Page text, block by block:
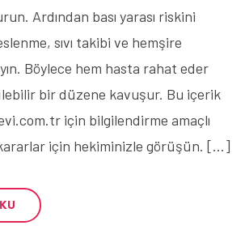
Ardından bası yarası riskini
sıvı takibi ve hemşire
Böylece hem hasta rahat eder
bir düzene kavuşur. Bu içerik
için bilgilendirme amaçlı
kararlar için hekiminizle görüşün. […]